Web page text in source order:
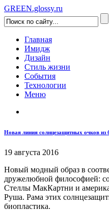
GREEN.glossy.ru
Главная
Имидж
Дизайн
Стиль жизни
События
Технологии
Меню
Новая линия солнцезащитных очков из
19 августа 2016
Новый модный образ в
дружелюбной философией:
Стеллы МакКартни и
Руша. Рама этих
биопластика.